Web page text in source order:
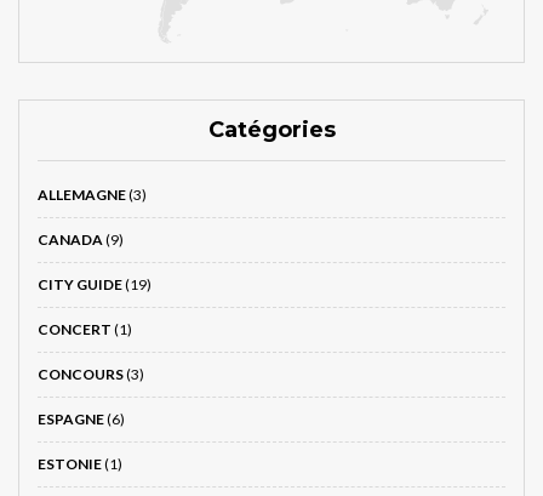
Catégories
ALLEMAGNE(3)
CANADA (9)
CITY GUIDE(19)
CONCERT (1)
CONCOURS(3)
ESPAGNE(6)
ESTONIE(1)